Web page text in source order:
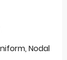
Nodal